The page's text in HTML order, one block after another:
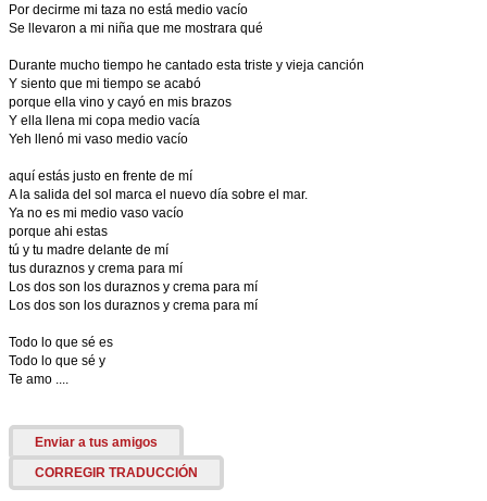
Por decirme mi taza no está medio vacío
Se llevaron a mi niña que me mostrara qué
Durante mucho tiempo he cantado esta triste y vieja canción
Y siento que mi tiempo se acabó
porque ella vino y cayó en mis brazos
Y ella llena mi copa medio vacía
Yeh llenó mi vaso medio vacío
aquí estás justo en frente de mí
A la salida del sol marca el nuevo día sobre el mar.
Ya no es mi medio vaso vacío
porque ahi estas
tú y tu madre delante de mí
tus duraznos y crema para mí
Los dos son los duraznos y crema para mí
Los dos son los duraznos y crema para mí
Todo lo que sé es
Todo lo que sé y
Te amo ....
Enviar a tus amigos
CORREGIR TRADUCCIÓN